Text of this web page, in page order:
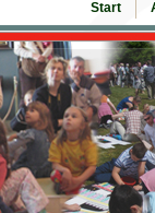
Start